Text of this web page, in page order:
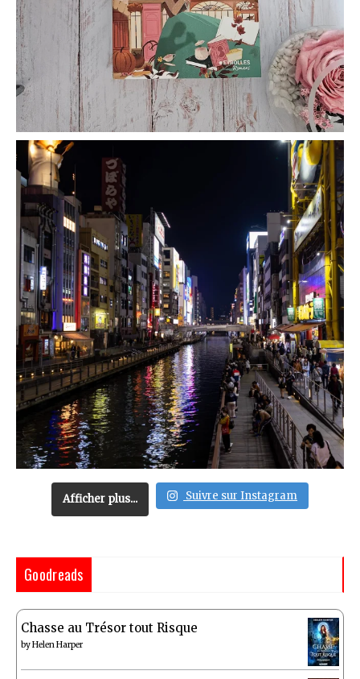
Afficher plus... Suivre sur Instagram
Goodreads
Chasse au Trésor tout Risque
byHelen Harper